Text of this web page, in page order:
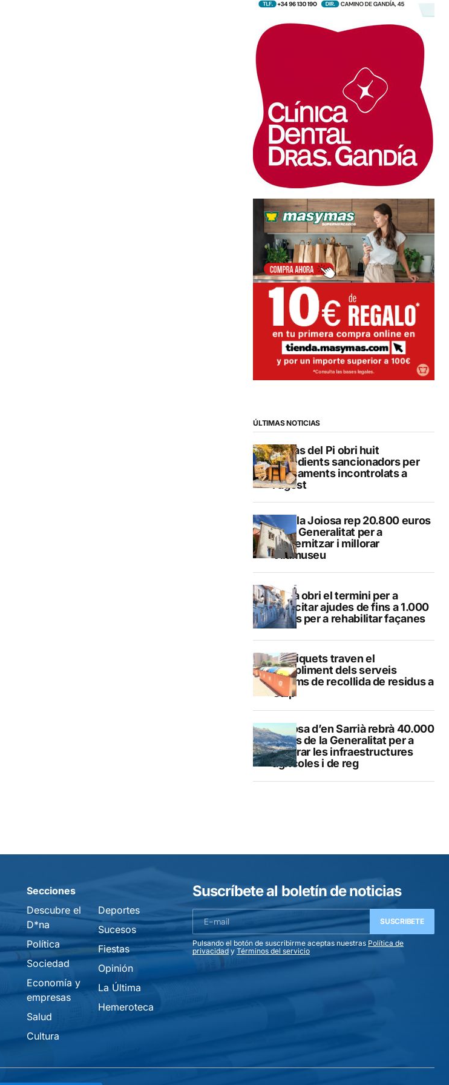
ÚLTIMAS NOTICIAS
L’Alfàs del Pi obri huit
expedients sancionadors per
abocaments incontrolats a
l’agost
La Vila Joiosa rep 20.800 euros
de la Generalitat per a
modernitzar i millorar
Vilamuseu
Altea obri el termini per a
sol·licitar ajudes de fins a 1.000
euros per a rehabilitar façanes
Els piquets traven el
compliment dels serveis
mínims de recollida de residus a
Calp
Callosa d’en Sarrià rebrà 40.000
euros de la Generalitat per a
millorar les infraestructures
agrícoles i de reg
Secciones
Descubre el
D*na
Política
Sociedad
Economía y
empresas
Salud
Cultura
Deportes
Sucesos
Fiestas
Opinión
La Última
Hemeroteca
Suscríbete al boletín de noticias
SUSCRIBETE
Pulsando el botón de suscribirme aceptas nuestras Política de
privacidad y Términos del servicio